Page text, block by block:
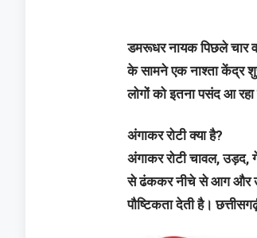
डमरूधर नायक पिछले चार
के सामने एक नाश्ता केंद्र
लोगों को इतना पसंद आ
अंगाकर रोटी क्या है?
अंगाकर रोटी चावल, उड़द,
से ढंककर नीचे से आग और
पौष्टिकता देती है।